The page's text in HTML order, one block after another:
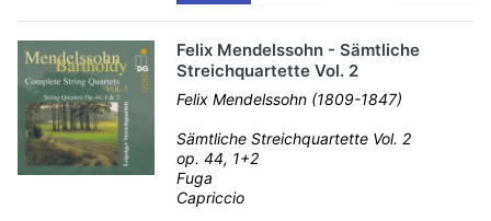
Felix Mendelssohn - Sämtliche
Streichquartette Vol. 2
Felix Mendelssohn (1809-1847)
Sämtliche Streichquartette Vol. 2
op. 44, 1+2
Fuga
Capriccio